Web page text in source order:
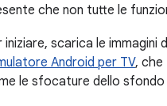
che non tutte le
iniziare, scarica le immagini
Android per TV, che
le sfocature dello